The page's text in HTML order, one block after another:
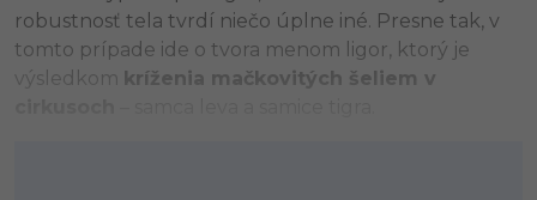
robustnosť tela tvrdí niečo úplne iné. Presne tak, v
tomto prípade ide o tvora menom ligor, ktorý je
výsledkom kríženia mačkovitých šeliem v